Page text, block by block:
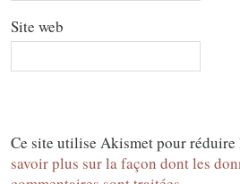
Site web
Ce site utilise Akismet pour réduire
savoir plus sur la façon dont les